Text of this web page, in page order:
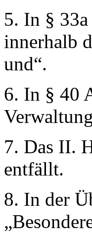
5. In §
innerhalb
und“.
6. In § 40
7. Das II.
entfällt.
8. In der